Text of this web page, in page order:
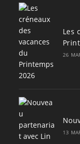
Les
26
13